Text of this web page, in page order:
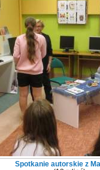
Spotkanie autorskie z